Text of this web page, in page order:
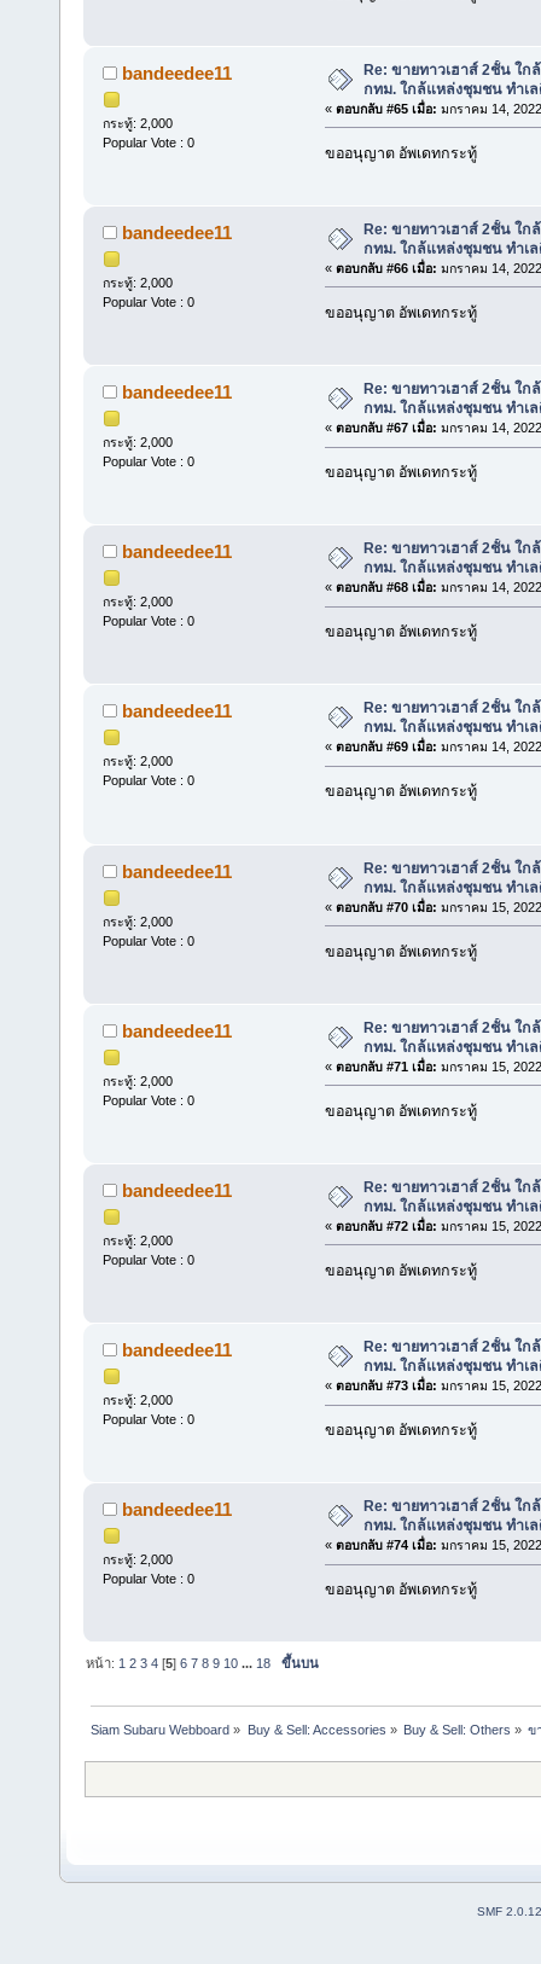
bandeedee11
กระทู้: 2,000
Popular Vote : 0
Re: ขายทาวเฮาส์ 2ชั้น ใก
กทม. ใกล้แหล่งชุมชน ทำเ
« ตอบกลับ #65 เมื่อ: มกราคม 14,
ขออนุญาต อัพเดทกระทู้
bandeedee11
กระทู้: 2,000
Popular Vote : 0
Re: ขายทาวเฮาส์ 2ชั้น ใก
กทม. ใกล้แหล่งชุมชน ทำเ
« ตอบกลับ #66 เมื่อ: มกราคม 14,
ขออนุญาต อัพเดทกระทู้
bandeedee11
กระทู้: 2,000
Popular Vote : 0
Re: ขายทาวเฮาส์ 2ชั้น ใก
กทม. ใกล้แหล่งชุมชน ทำเ
« ตอบกลับ #67 เมื่อ: มกราคม 14,
ขออนุญาต อัพเดทกระทู้
bandeedee11
กระทู้: 2,000
Popular Vote : 0
Re: ขายทาวเฮาส์ 2ชั้น ใก
กทม. ใกล้แหล่งชุมชน ทำเ
« ตอบกลับ #68 เมื่อ: มกราคม 14,
ขออนุญาต อัพเดทกระทู้
bandeedee11
กระทู้: 2,000
Popular Vote : 0
Re: ขายทาวเฮาส์ 2ชั้น ใก
กทม. ใกล้แหล่งชุมชน ทำเ
« ตอบกลับ #69 เมื่อ: มกราคม 14,
ขออนุญาต อัพเดทกระทู้
bandeedee11
กระทู้: 2,000
Popular Vote : 0
Re: ขายทาวเฮาส์ 2ชั้น ใก
กทม. ใกล้แหล่งชุมชน ทำเ
« ตอบกลับ #70 เมื่อ: มกราคม 15,
ขออนุญาต อัพเดทกระทู้
bandeedee11
กระทู้: 2,000
Popular Vote : 0
Re: ขายทาวเฮาส์ 2ชั้น ใก
กทม. ใกล้แหล่งชุมชน ทำเ
« ตอบกลับ #71 เมื่อ: มกราคม 15,
ขออนุญาต อัพเดทกระทู้
bandeedee11
กระทู้: 2,000
Popular Vote : 0
Re: ขายทาวเฮาส์ 2ชั้น ใก
กทม. ใกล้แหล่งชุมชน ทำเ
« ตอบกลับ #72 เมื่อ: มกราคม 15,
ขออนุญาต อัพเดทกระทู้
bandeedee11
กระทู้: 2,000
Popular Vote : 0
Re: ขายทาวเฮาส์ 2ชั้น ใก
กทม. ใกล้แหล่งชุมชน ทำเ
« ตอบกลับ #73 เมื่อ: มกราคม 15,
ขออนุญาต อัพเดทกระทู้
bandeedee11
กระทู้: 2,000
Popular Vote : 0
Re: ขายทาวเฮาส์ 2ชั้น ใก
กทม. ใกล้แหล่งชุมชน ทำเ
« ตอบกลับ #74 เมื่อ: มกราคม 15,
ขออนุญาต อัพเดทกระทู้
หน้า:1 2 3 4 [5]6 7 8 9 10 ...18 ขึ้นบน
Siam Subaru Webboard » Buy & Sell: Accessories » Buy & Sell: Others » ข
SMF 2.0.12